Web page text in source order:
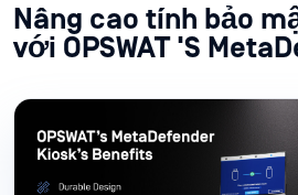
Nâng cao tính bảo
với OPSWAT 'S